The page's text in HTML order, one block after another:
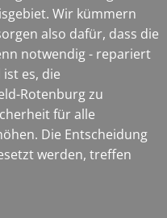
Wir kümmern
also dafür, dass die
notwendig - repariert
es, die
Rotenburg zu
für alle
Die Entscheidung
werden, treffen